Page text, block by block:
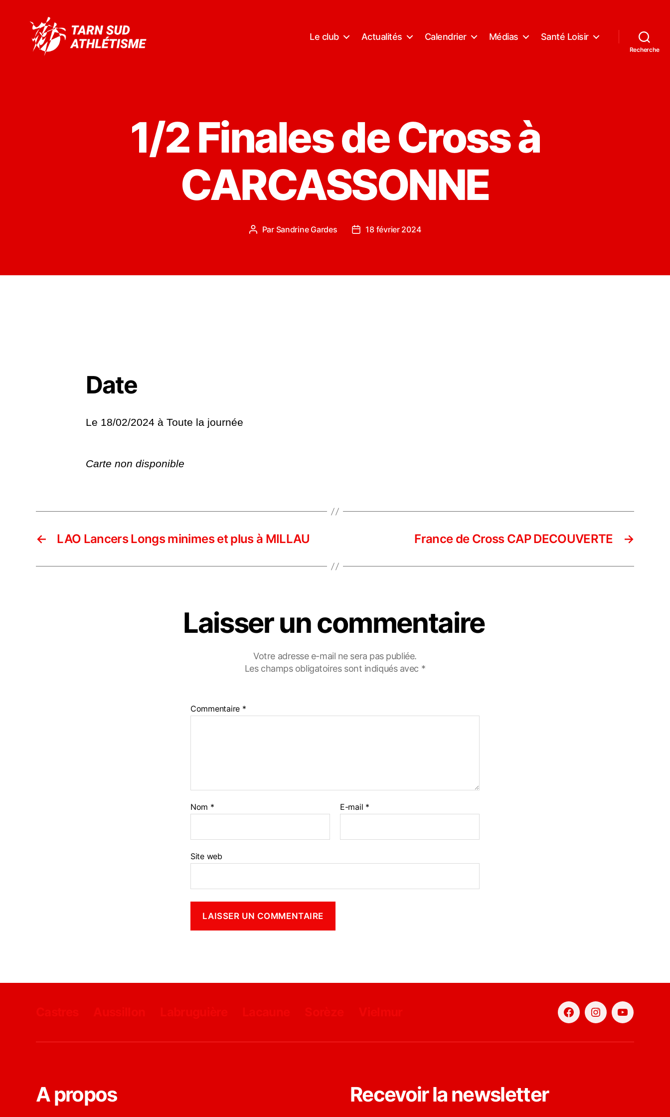
Le club Actualités Calendrier Médias Santé Loisir
Recherche
1/2 Finales de Cross à
CARCASSONNE
Auteur
Par Sandrine Gardes
Date18 février 2024
Date
Le 18/02/2024 à Toute la journée
Carte non disponible
← LAO Lancers Longs minimes et plus à MILLAU →
France de Cross CAP DECOUVERTE
Laisser un commentaire
Votre adresse e-mail ne sera pas publiée.
Les champs obligatoires sont indiqués avec *
Commentaire *
Nom * E-mail *
Site web
FacebookInstagramYouTube
A propos Recevoir la newsletter